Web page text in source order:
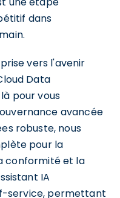
dans
vers l'avenir
Data
pour vous
avancée
robuste, nous
pour la
conformité et la
IA
service, permettant